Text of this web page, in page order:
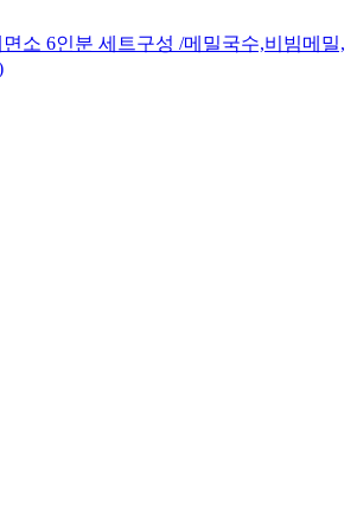
소 6인분 세트구성 /메밀국수,비빔메밀,